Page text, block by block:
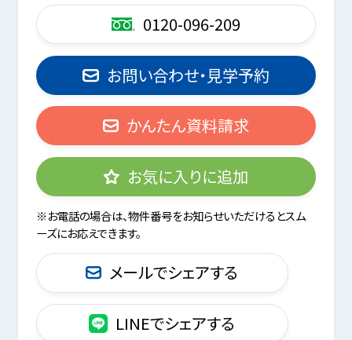
0120-096-209
お問い合わせ・見学予約
かんたん資料請求
お気に入りに追加
※お電話の場合は、物件番号をお知らせいただけるとスム
ーズにお応えできます。
メールでシェアする
LINEでシェアする